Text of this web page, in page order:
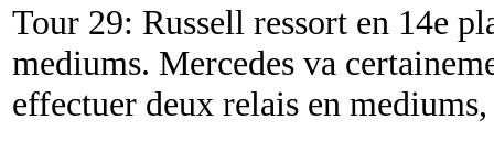
Tour 29: Russell ressort en 14e
mediums. Mercedes va
effectuer deux relais en